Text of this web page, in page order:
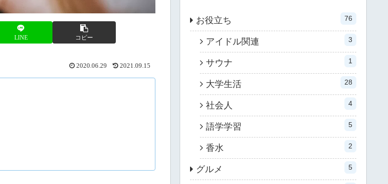
LINE コピー
2020.06.29 2021.09.15
お役立ち 76
アイドル関連 3
サウナ 1
大学生活 28
社会人 4
語学学習 5
香水 2
グルメ 5